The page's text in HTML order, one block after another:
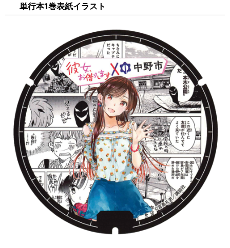
単行本1巻表紙イラスト